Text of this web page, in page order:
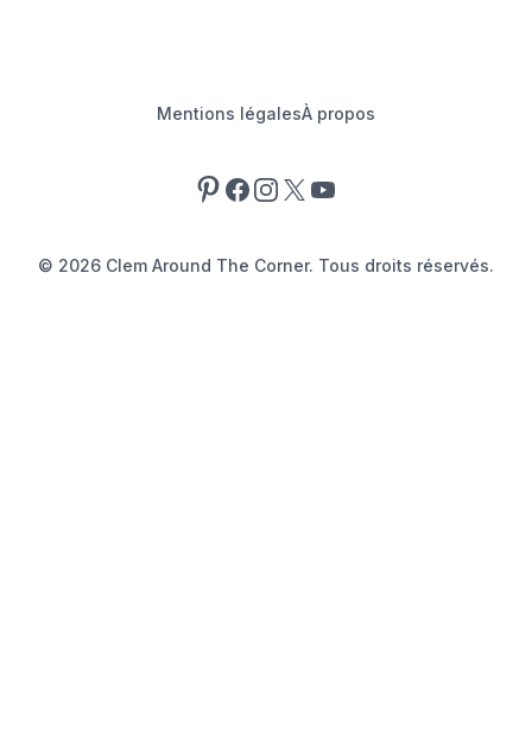
Mentions légalesÀ propos
Pinterest
Facebook
Instagram
X YouTube
© 2026 Clem Around The Corner. Tous droits réservés.